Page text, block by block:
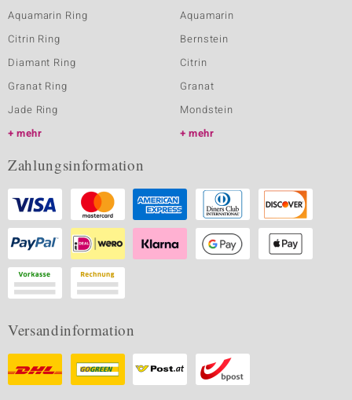
Aquamarin Ring
Citrin Ring
Diamant Ring
Granat Ring
Jade Ring
mehr
Aquamarin
Bernstein
Citrin
Granat
Mondstein
mehr
Zahlungsinformation
Versandinformation